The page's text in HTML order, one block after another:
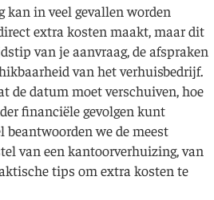
kan in veel gevallen worden
extra kosten maakt, maar dit
van je aanvraag, de afspraken
van het verhuisbedrijf.
de datum moet verschuiven, hoe
financiële gevolgen kunt
we de meest
van een kantoorverhuizing, van
tips om extra kosten te